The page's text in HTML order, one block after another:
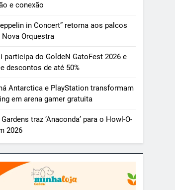
e conexão
in Concert” retorna aos palcos
Orquestra
participa do GoldeN GatoFest 2026 e
descontos de até 50%
Antarctica e PlayStation transformam
em arena gamer gratuita
traz ‘Anaconda’ para o Howl-O-
2026